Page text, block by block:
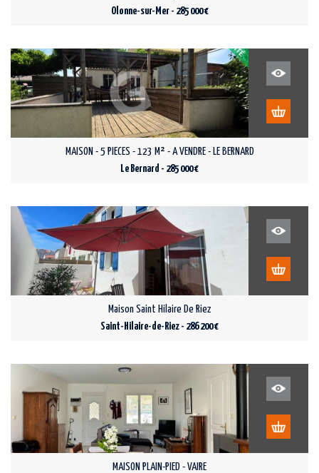
Olonne-sur-Mer - 285 000 €
MAISON - 5 PIECES - 123 M² - A VENDRE - LE BERNARD
Le Bernard - 285 000 €
Maison Saint Hilaire De Riez
Saint-Hilaire-de-Riez - 286 200 €
MAISON PLAIN-PIED - VAIRE